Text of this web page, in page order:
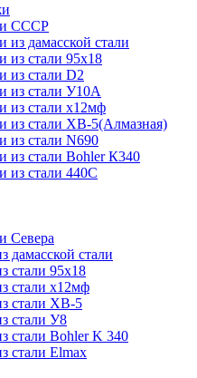
СССР
дамасской стали
из стали 95х18
из стали D2
из стали У10А
из стали х12мф
из стали ХВ-5(Алмазная)
из стали N690
из стали Bohler К340
из стали 440С
Севера
дамасской стали
стали 95х18
стали х12мф
стали ХВ-5
стали У8
стали Bohler K 340
стали Elmax